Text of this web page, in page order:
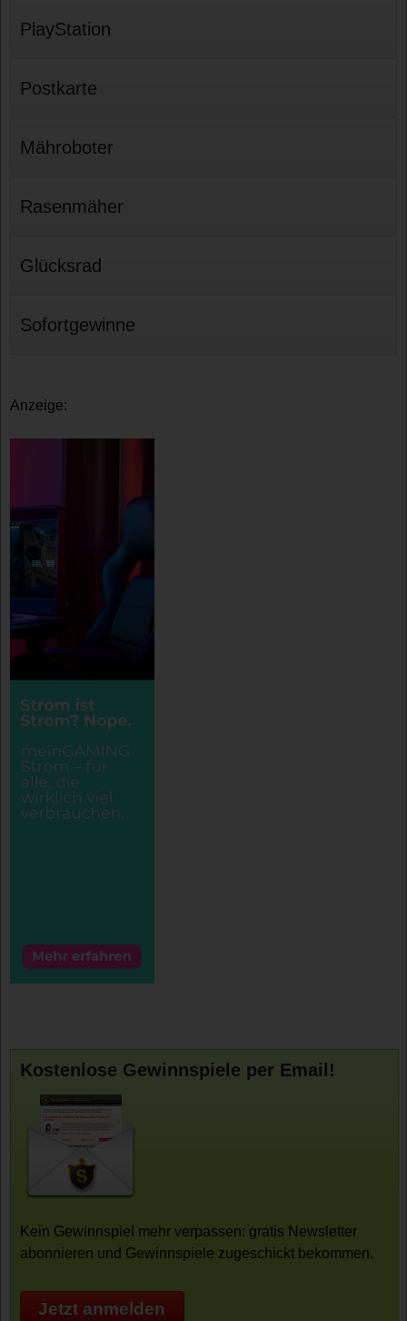
PlayStation
Postkarte
Mähroboter
Rasenmäher
Glücksrad
Sofortgewinne
Anzeige:
Kostenlose Gewinnspiele per Email!
Kein Gewinnspiel mehr verpassen: gratis Newsletter
abonnieren und Gewinnspiele zugeschickt bekommen.
Jetzt anmelden